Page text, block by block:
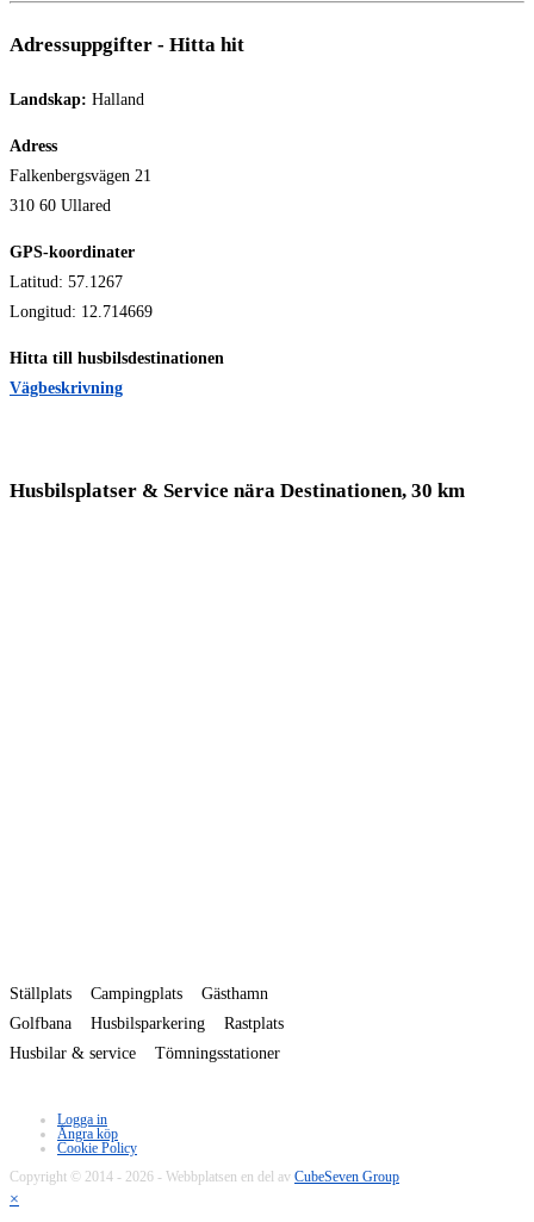
Adressuppgifter - Hitta hit
Landskap: Halland
Adress
Falkenbergsvägen 21
310 60 Ullared
GPS-koordinater
Latitud: 57.1267
Longitud: 12.714669
Hitta till husbilsdestinationen
Vägbeskrivning
Husbilsplatser & Service nära Destinationen, 30 km
Ställplats Campingplats
Gästhamn
Golfbana
Husbilsparkering
Rastplats
Husbilar & service
Tömningsstationer
Logga in
Ångra köp
Cookie Policy
Copyright © 2014 - 2026 - Webbplatsen en del av CubeSeven Group
×